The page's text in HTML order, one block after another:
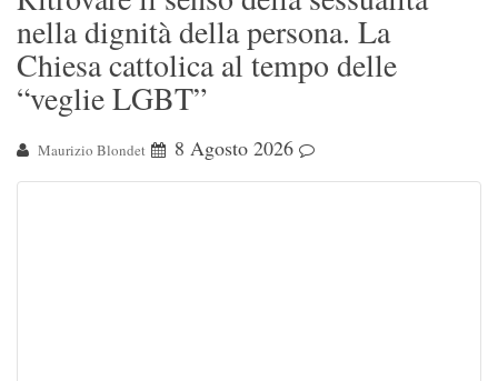
nella dignità della persona. La
Chiesa cattolica al tempo delle
“veglie LGBT”
Maurizio Blondet 8 Agosto 2026